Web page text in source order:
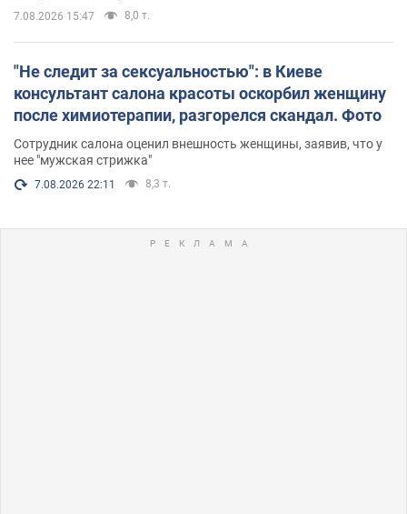
7.08.2026 15:47 8,0 т.
"Не следит за сексуальностью": в Киеве
консультант салона красоты оскорбил женщину
после химиотерапии, разгорелся скандал. Фото
Сотрудник салона оценил внешность женщины, заявив, что у
нее "мужская стрижка"
7.08.2026 22:11 8,3 т.